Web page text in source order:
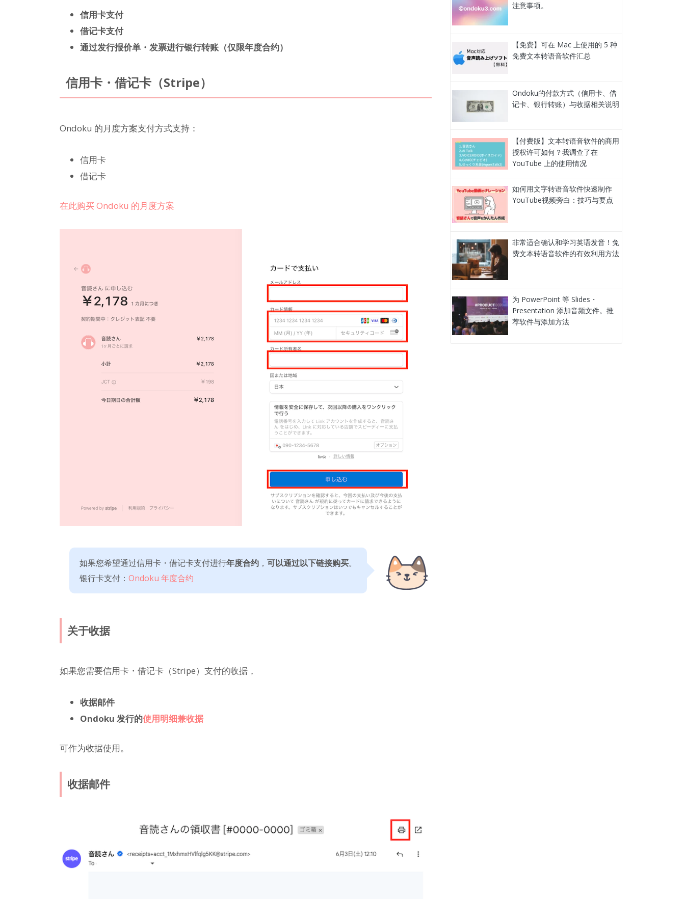
信用卡支付
借记卡支付
通过发行报价单・发票进行银行转账（仅限年度合约）
信用卡・借记卡（Stripe）
Ondoku 的月度方案支付方式支持：
信用卡
借记卡
在此购买 Ondoku 的月度方案
如果您希望通过信用卡・借记卡支付进行年度合约 ，可以通过以下链接购买。
银行卡支付：Ondoku 年度合约
关于收据
如果您需要信用卡・借记卡（Stripe）支付的收据，
收据邮件
Ondoku 发行的使用明细兼收据
可作为收据使用。
收据邮件
注意事项。
【免费】可在 Mac 上使用的 5 种
免费文本转语音软件汇总
Ondoku的付款方式（信用卡、借
记卡、银行转账）与收据相关说明
【付费版】文本转语音软件的商用
授权许可如何？我调查了在
YouTube 上的使用情况
如何用文字转语音软件快速制作
YouTube视频旁白：技巧与要点
非常适合确认和学习英语发音！免
费文本转语音软件的有效利用方法
为 PowerPoint 等 Slides・
Presentation 添加音频文件。推
荐软件与添加方法